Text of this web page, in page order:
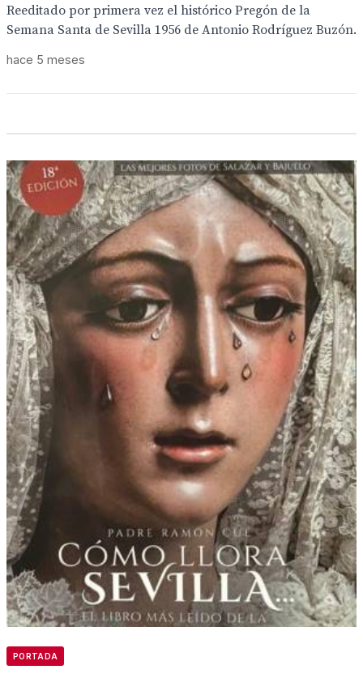
Reeditado por primera vez el histórico Pregón de la
Semana Santa de Sevilla 1956 de Antonio Rodríguez Buzón.
hace 5 meses
PORTADA